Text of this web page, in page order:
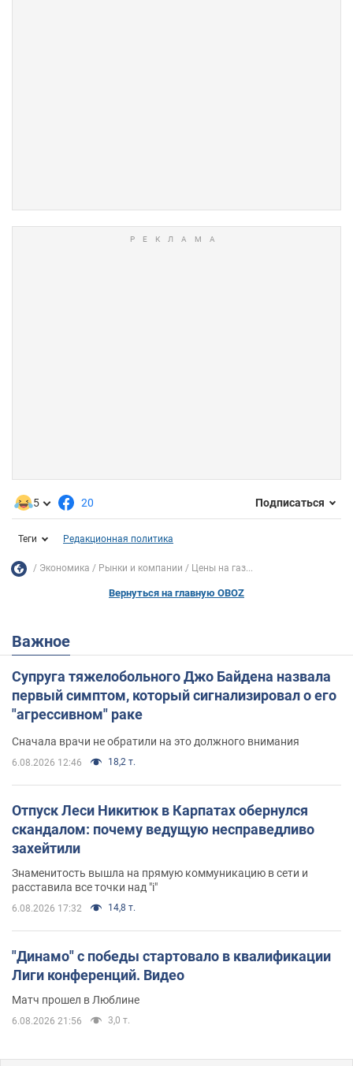
5 20 Подписаться
Теги Редакционная политика
Экономика Рынки и компании Цены на газ...
Вернуться на главную OBOZ
Важное
Супруга тяжелобольного Джо Байдена назвала
первый симптом, который сигнализировал о его
"агрессивном" раке
Сначала врачи не обратили на это должного внимания
6.08.2026 12:46 18,2 т.
Отпуск Леси Никитюк в Карпатах обернулся
скандалом: почему ведущую несправедливо
захейтили
Знаменитость вышла на прямую коммуникацию в сети и
расставила все точки над "i"
6.08.2026 17:32 14,8 т.
"Динамо" с победы стартовало в квалификации
Лиги конференций. Видео
Матч прошел в Люблине
6.08.2026 21:56 3,0 т.